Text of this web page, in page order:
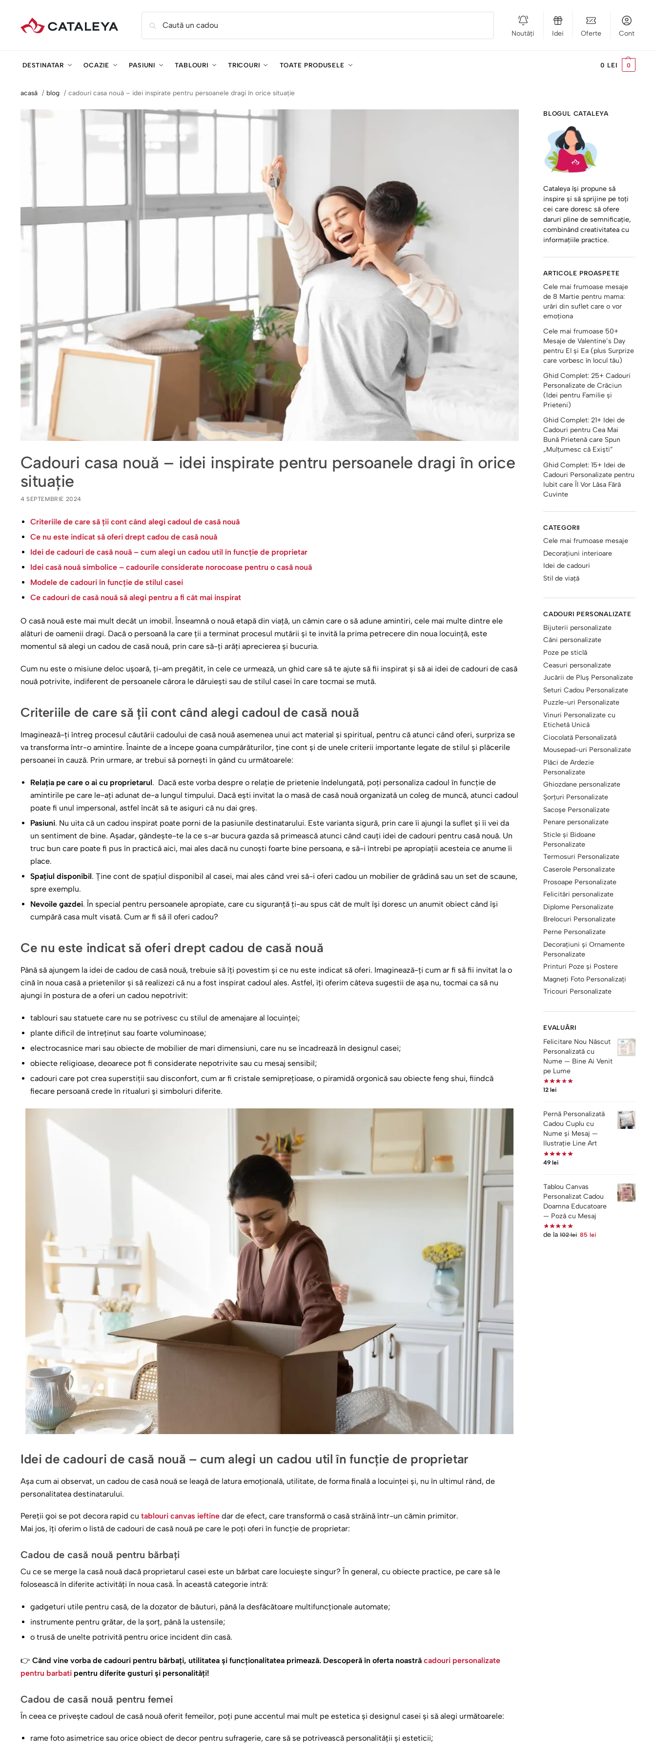
Caută un cadou
Noutăți Idei Oferte Cont
DESTINATAR OCAZIE PASIUNI TABLOURI TRICOURI TOATE PRODUSELE 0 LEI 0
acasă blog cadouri casa nouă – idei inspirate pentru persoanele dragi în orice situație
Cadouri casa nouă – idei inspirate pentru persoanele dragi în orice
situație
4 SEPTEMBRIE 2024
Criteriile de care să ții cont când alegi cadoul de casă nouă
Ce nu este indicat să oferi drept cadou de casă nouă
Idei de cadouri de casă nouă – cum alegi un cadou util în funcție de proprietar
Idei casă nouă simbolice – cadourile considerate norocoase pentru o casă nouă
Modele de cadouri în funcție de stilul casei
Ce cadouri de casă nouă să alegi pentru a fi cât mai inspirat
O casă nouă este mai mult decât un imobil. Înseamnă o nouă etapă din viață, un cămin care o să adune amintiri, cele mai multe dintre ele
alături de oamenii dragi. Dacă o persoană la care ții a terminat procesul mutării și te invită la prima petrecere din noua locuință, este
momentul să alegi un cadou de casă nouă, prin care să-ți arăți aprecierea și bucuria.
Cum nu este o misiune deloc ușoară, ți-am pregătit, în cele ce urmează, un ghid care să te ajute să fii inspirat și să ai idei de cadouri de casă
nouă potrivite, indiferent de persoanele cărora le dăruiești sau de stilul casei în care tocmai se mută.
Criteriile de care să ții cont când alegi cadoul de casă nouă
Imaginează-ți întreg procesul căutării cadoului de casă nouă asemenea unui act material și spiritual, pentru că atunci când oferi, surpriza se
va transforma într-o amintire. Înainte de a începe goana cumpărăturilor, ține cont și de unele criterii importante legate de stilul și plăcerile
persoanei în cauză. Prin urmare, ar trebui să pornești în gând cu următoarele:
Relația pe care o ai cu proprietarul. Dacă este vorba despre o relație de prietenie îndelungată, poți personaliza cadoul în funcție de
amintirile pe care le-ați adunat de-a lungul timpului. Dacă ești invitat la o masă de casă nouă organizată un coleg de muncă, atunci cadoul
poate fi unul impersonal, astfel încât să te asiguri că nu dai greș.
Pasiuni. Nu uita că un cadou inspirat poate porni de la pasiunile destinatarului. Este varianta sigură, prin care îi ajungi la suflet și îi vei da
un sentiment de bine. Așadar, gândește-te la ce s-ar bucura gazda să primească atunci când cauți idei de cadouri pentru casă nouă. Un
truc bun care poate fi pus în practică aici, mai ales dacă nu cunoști foarte bine persoana, e să-i întrebi pe apropiații acesteia ce anume îi
place.
Spațiul disponibil. Ține cont de spațiul disponibil al casei, mai ales când vrei să-i oferi cadou un mobilier de grădină sau un set de scaune,
spre exemplu.
Nevoile gazdei. În special pentru persoanele apropiate, care cu siguranță ți-au spus cât de mult își doresc un anumit obiect când își
cumpără casa mult visată. Cum ar fi să îl oferi cadou?
Ce nu este indicat să oferi drept cadou de casă nouă
Până să ajungem la idei de cadou de casă nouă, trebuie să îți povestim și ce nu este indicat să oferi. Imaginează-ți cum ar fi să fii invitat la o
cină în noua casă a prietenilor și să realizezi că nu a fost inspirat cadoul ales. Astfel, îți oferim câteva sugestii de așa nu, tocmai ca să nu
ajungi în postura de a oferi un cadou nepotrivit:
tablouri sau statuete care nu se potrivesc cu stilul de amenajare al locuinței;
plante dificil de întreținut sau foarte voluminoase;
electrocasnice mari sau obiecte de mobilier de mari dimensiuni, care nu se încadrează în designul casei;
obiecte religioase, deoarece pot fi considerate nepotrivite sau cu mesaj sensibil;
cadouri care pot crea superstiții sau disconfort, cum ar fi cristale semiprețioase, o piramidă orgonică sau obiecte feng shui, fiindcă
fiecare persoană crede în ritualuri și simboluri diferite.
Idei de cadouri de casă nouă – cum alegi un cadou util în funcție de proprietar
Așa cum ai observat, un cadou de casă nouă se leagă de latura emoțională, utilitate, de forma finală a locuinței și, nu în ultimul rând, de
personalitatea destinatarului.
Pereții goi se pot decora rapid cu tablouri canvas ieftinedar de efect, care transformă o casă străină într-un cămin primitor.
Mai jos, îți oferim o listă de cadouri de casă nouă pe care le poți oferi în funcție de proprietar:
Cadou de casă nouă pentru bărbați
Cu ce se merge la casă nouă dacă proprietarul casei este un bărbat care locuiește singur? În general, cu obiecte practice, pe care să le
folosească în diferite activități în noua casă. În această categorie intră:
gadgeturi utile pentru casă, de la dozator de băuturi, până la desfăcătoare multifuncționale automate;
instrumente pentru grătar, de la șorț, până la ustensile;
o trusă de unelte potrivită pentru orice incident din casă.
👉 Când vine vorba de cadouri pentru bărbați, utilitatea și funcționalitatea primează. Descoperă în oferta noastră cadouri personalizate
pentru barbatipentru diferite gusturi și personalități!
Cadou de casă nouă pentru femei
În ceea ce privește cadoul de casă nouă oferit femeilor, poți pune accentul mai mult pe estetica și designul casei și să alegi următoarele:
rame foto asimetrice sau orice obiect de decor pentru sufragerie, care să se potrivească personalității și esteticii;
BLOGUL CATALEYA
Cataleya își propune să
inspire și să sprijine pe toți
cei care doresc să ofere
daruri pline de semnificație,
combinând creativitatea cu
informațiile practice.
ARTICOLE PROASPETE
Cele mai frumoase mesaje
de 8 Martie pentru mama:
urări din suflet care o vor
emoționa
Cele mai frumoase 50+
Mesaje de Valentine’s Day
pentru El și Ea (plus Surprize
care vorbesc în locul tău)
Ghid Complet: 25+ Cadouri
Personalizate de Crăciun
(Idei pentru Familie și
Prieteni)
Ghid Complet: 21+ Idei de
Cadouri pentru Cea Mai
Bună Prietenă care Spun
„Mulțumesc că Exiști”
Ghid Complet: 15+ Idei de
Cadouri Personalizate pentru
Iubit care Îl Vor Lăsa Fără
Cuvinte
CATEGORII
Cele mai frumoase mesaje
Decorațiuni interioare
Idei de cadouri
Stil de viață
CADOURI PERSONALIZATE
Bijuterii personalizate
Căni personalizate
Poze pe sticlă
Ceasuri personalizate
Jucării de Pluș Personalizate
Seturi Cadou Personalizate
Puzzle-uri Personalizate
Vinuri Personalizate cu
Etichetă Unică
Ciocolată Personalizată
Mousepad-uri Personalizate
Plăci de Ardezie
Personalizate
Ghiozdane personalizate
Șorțuri Personalizate
Sacoșe Personalizate
Penare personalizate
Sticle și Bidoane
Personalizate
Termosuri Personalizate
Caserole Personalizate
Prosoape Personalizate
Felicitări personalizate
Diplome Personalizate
Brelocuri Personalizate
Perne Personalizate
Decorațiuni și Ornamente
Personalizate
Printuri Poze și Postere
Magneți Foto Personalizați
Tricouri Personalizate
EVALUĂRI
Felicitare Nou Născut
Personalizată cu
Nume — Bine Ai Venit
pe Lume
12 lei
Pernă Personalizată
Cadou Cuplu cu
Nume și Mesaj —
Ilustrație Line Art
49lei
Tablou Canvas
Personalizat Cadou
Doamna Educatoare
— Poză cu Mesaj
de la 102lei 85 lei